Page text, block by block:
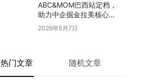
ABC&MOM巴西站定档，
助力中企掘金拉美核心市
场
2026年5月7日
热门文章 随机文章